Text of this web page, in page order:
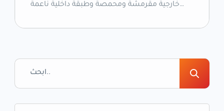
خارجية مقرمشة ومحمصة وطبقة داخلية ناعمة
بطعمه الرائع والمميز، حيث يحتوي على نسبة عالية